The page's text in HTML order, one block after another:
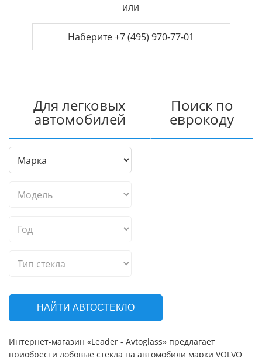
или
Наберите +7 (495) 970-77-01
Для легковых
автомобилей
Поиск по
еврокоду
НАЙТИ АВТОСТЕКЛО
Интернет-магазин «Leader - Avtoglass» предлагает
приобрести лобовые стёкла на автомобили марки VOLVO